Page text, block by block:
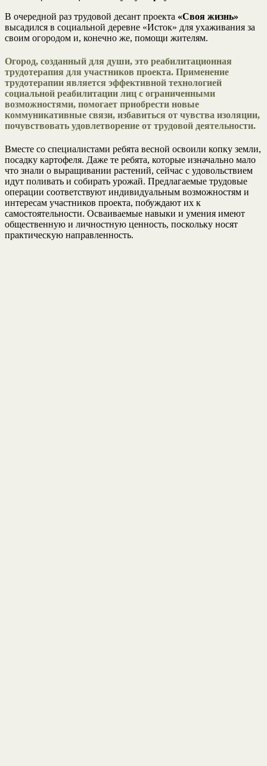
В очередной раз трудовой десант проекта «Своя жизнь»
высадился в социальной деревне «Исток» для ухаживания за
своим огородом и, конечно же, помощи жителям.
Огород, созданный для души, это реабилитационная
трудотерапия для участников проекта. Применение
трудотерапии является эффективной технологией
социальной реабилитации лиц с ограниченными
возможностями, помогает приобрести новые
коммуникативные связи, избавиться от чувства изоляции,
почувствовать удовлетворение от трудовой деятельности.
Вместе со специалистами ребята весной освоили копку земли,
посадку картофеля. Даже те ребята, которые изначально мало
что знали о выращивании растений, сейчас с удовольствием
идут поливать и собирать урожай. Предлагаемые трудовые
операции соответствуют индивидуальным возможностям и
интересам участников проекта, побуждают их к
самостоятельности. Осваиваемые навыки и умения имеют
общественную и личностную ценность, поскольку носят
практическую направленность.